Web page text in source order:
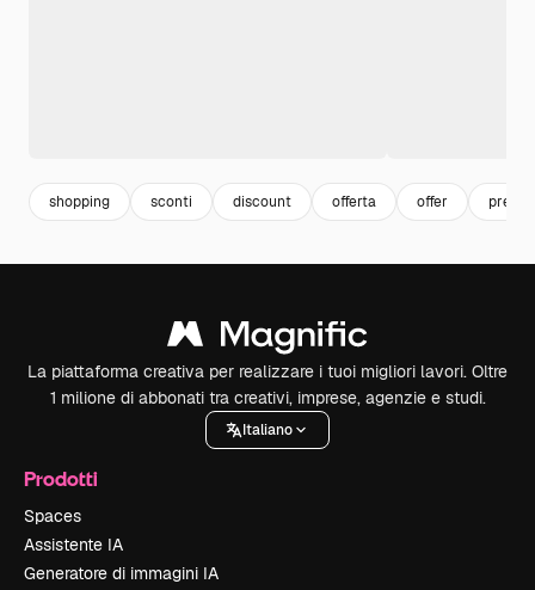
shopping sconti discount offerta offer prezzo
La piattaforma creativa per realizzare i tuoi migliori lavori. Oltre
1 milione di abbonati tra creativi, imprese, agenzie e studi.
Italiano
Prodotti
Spaces
Assistente IA
Generatore di immagini IA